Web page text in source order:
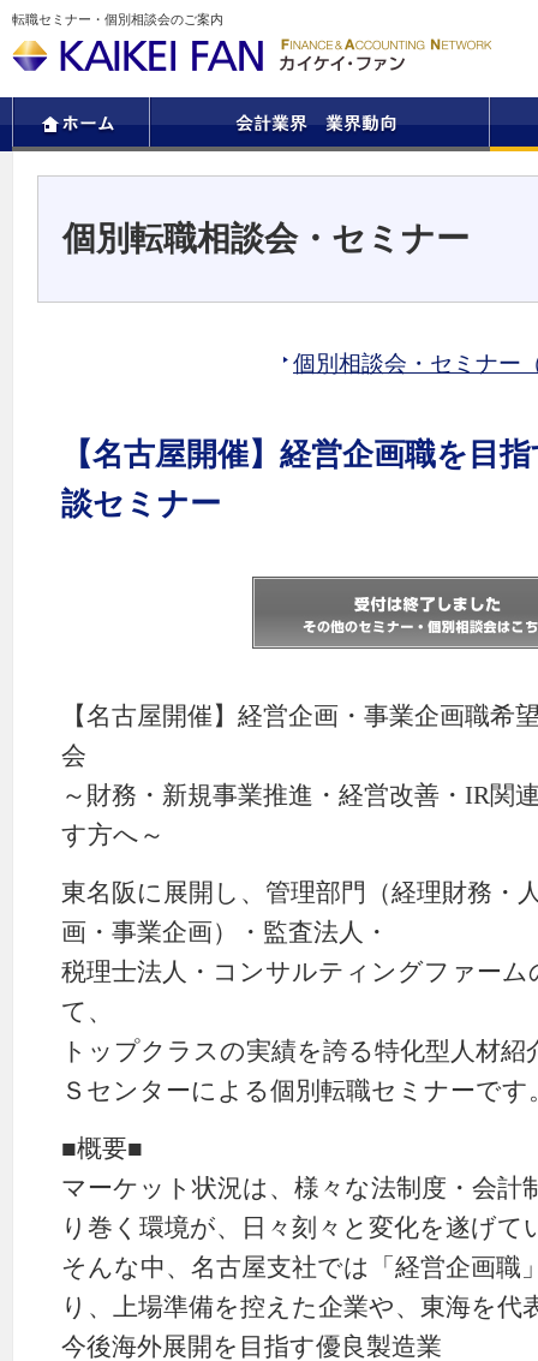
転職セミナー・個別相談会のご案内
個別転職相談会・セミナー
個別相談会・セミナー
【名古屋開催】経営企画職を目
談セミナー
【名古屋開催】経営企画・事業企画職希
会
～財務・新規事業推進・経営改善・IR関
す方へ～
東名阪に展開し、管理部門（経理財務・
画・事業企画）・監査法人・
税理士法人・コンサルティングファー
て、
トップクラスの実績を誇る特化型人材紹
Ｓセンターによる個別転職セミナーです
■概要■
マーケット状況は、様々な法制度・会計
り巻く環境が、日々刻々と変化を遂げて
そんな中、名古屋支社では「経営企画職
り、上場準備を控えた企業や、東海を代
今後海外展開を目指す優良製造業